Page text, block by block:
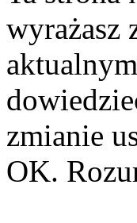
wyrażasz
zmianie
OK.